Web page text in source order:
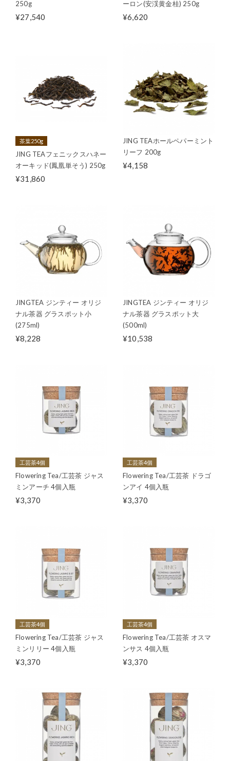
250g
¥27,540
ーロン(安渓黄金桂) 250g
¥6,620
茶葉250g
JING TEAフェニックスハネー
オーキッド(鳳凰単そう) 250g
¥31,860
JING TEAホールペパーミント
リーフ 200g
¥4,158
JINGTEA ジンティー オリジ
ナル茶器 グラスポット小
(275ml)
¥8,228
JINGTEA ジンティー オリジ
ナル茶器 グラスポット大
(500ml)
¥10,538
工芸茶4個
Flowering Tea/工芸茶 ジャス
ミンアーチ 4個入瓶
¥3,370
工芸茶4個
Flowering Tea/工芸茶 ドラゴ
ンアイ 4個入瓶
¥3,370
工芸茶4個
Flowering Tea/工芸茶 ジャス
ミンリリー 4個入瓶
¥3,370
工芸茶4個
Flowering Tea/工芸茶 オスマ
ンサス 4個入瓶
¥3,370